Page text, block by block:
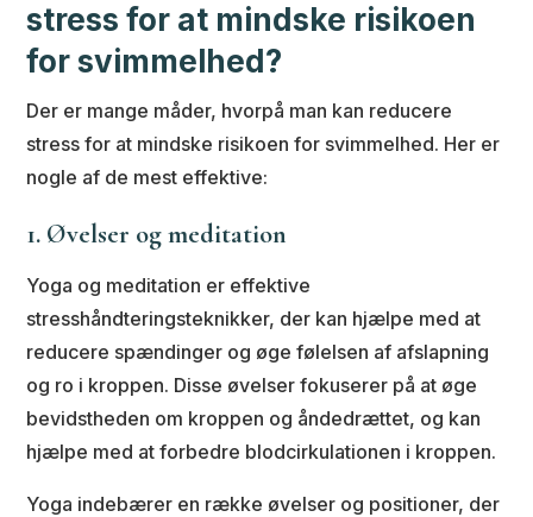
stress for at mindske risikoen
for svimmelhed?
Der er mange måder, hvorpå man kan reducere
stress for at mindske risikoen for svimmelhed. Her er
nogle af de mest effektive:
1. Øvelser og meditation
Yoga og meditation er effektive
stresshåndteringsteknikker, der kan hjælpe med at
reducere spændinger og øge følelsen af afslapning
og ro i kroppen. Disse øvelser fokuserer på at øge
bevidstheden om kroppen og åndedrættet, og kan
hjælpe med at forbedre blodcirkulationen i kroppen.
Yoga indebærer en række øvelser og positioner, der